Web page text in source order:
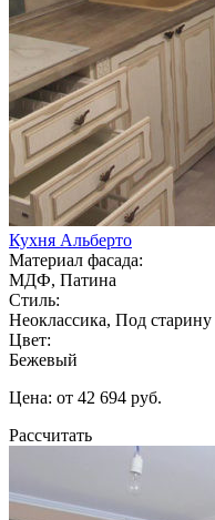
Кухня Альберто
Материал фасада:
МДФ, Патина
Стиль:
Неоклассика, Под старину
Цвет:
Бежевый
Цена: от 42 694 руб.
Рассчитать